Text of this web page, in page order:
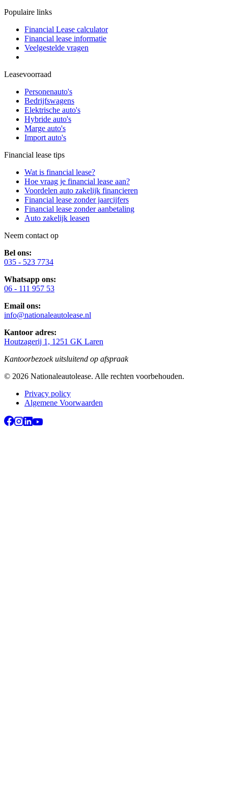
Populaire links
Financial Lease calculator
Financial lease informatie
Veelgestelde vragen
Leasevoorraad
Personenauto's
Bedrijfswagens
Elektrische auto's
Hybride auto's
Marge auto's
Import auto's
Financial lease tips
Wat is financial lease?
Hoe vraag je financial lease aan?
Voordelen auto zakelijk financieren
Financial lease zonder jaarcijfers
Financial lease zonder aanbetaling
Auto zakelijk leasen
Neem contact op
Bel ons:
035 - 523 7734
Whatsapp ons:
06 - 111 957 53
Email ons:
info@nationaleautolease.nl
Kantoor adres:
Houtzagerij 1, 1251 GK Laren
Kantoorbezoek uitsluitend op afspraak
© 2026 Nationaleautolease. Alle rechten voorbehouden.
Privacy policy
Algemene Voorwaarden